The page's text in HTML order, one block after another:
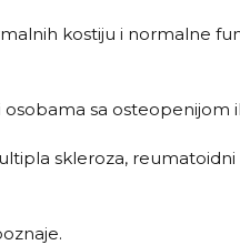
kostiju i normalne
sa osteopenijom
skleroza,